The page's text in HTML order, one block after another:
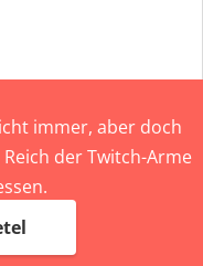
immer, aber doch
der Twitch-Arme